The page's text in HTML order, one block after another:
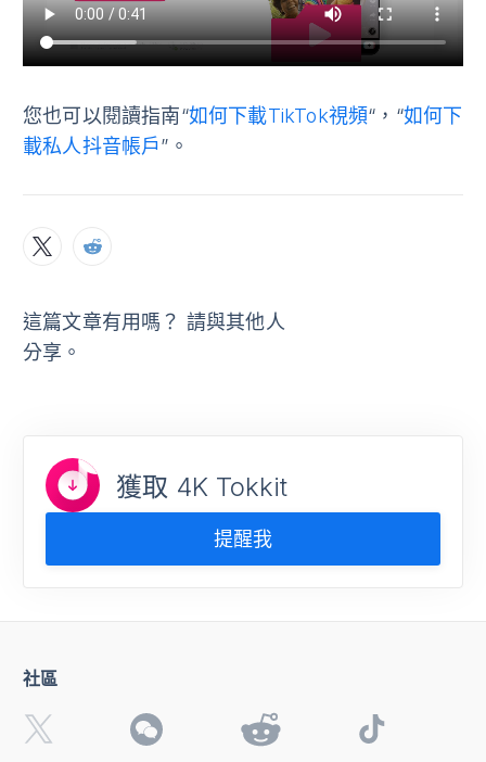
您也可以閱讀指南“如何下載TikTok視頻“，“如何下
載私人抖音帳戶”。
這篇文章有用嗎？ 請與其他人
分享。
獲取 4K Tokkit
提醒我
社區